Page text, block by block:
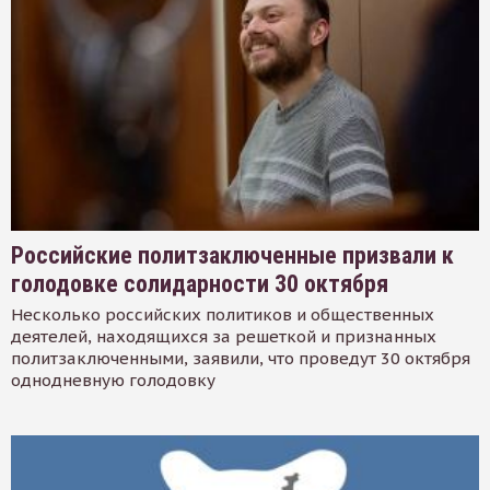
Российские политзаключенные призвали к
голодовке солидарности 30 октября
Несколько российских политиков и общественных
деятелей, находящихся за решеткой и признанных
политзаключенными, заявили, что проведут 30 октября
однодневную голодовку